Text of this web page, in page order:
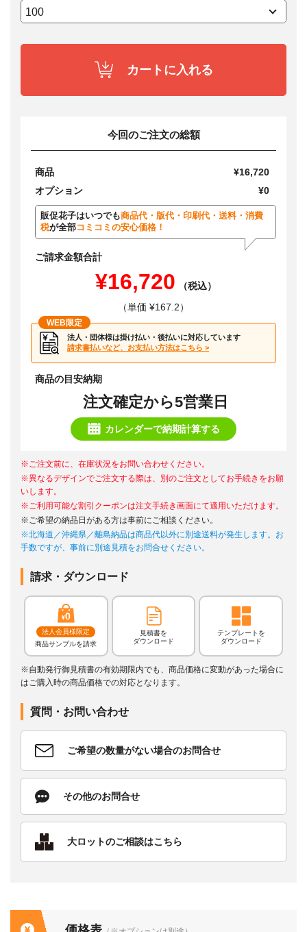
カートに入れる
今回のご注文の総額
商品
¥16,720
オプション
¥0
販促花子はいつでも商品代・版代・印刷代・送料・消費
税が全部コミコミの安心価格！
ご請求金額合計
¥16,720
（税込）
（単価 ¥167.2）
WEB限定
法人・団体様は掛け払い・後払いに対応しています
請求書払いなど、お支払い方法はこちら >
商品の目安納期
注文確定から5営業日
カレンダーで納期計算する
※ご注文前に、在庫状況をお問い合わせください。
※異なるデザインでご注文する際は、別のご注文としてお手続きをお願
いします。
※ご利用可能な割引クーポンは注文手続き画面にて適用いただけます。
※ご希望の納品日がある方は事前にご相談ください。
※北海道／沖縄県／離島納品は商品代以外に別途送料が発生します。お
手数ですが、事前に別途見積をお問合せください。
請求・ダウンロード
法人会員様限定
商品サンプルを請求
見積書を
ダウンロード
テンプレートを
ダウンロード
※自動発行御見積書の有効期限内でも、商品価格に変動があった場合に
はご購入時の商品価格での対応となります。
質問・お問い合わせ
ご希望の数量がない場合のお問合せ
その他のお問合せ
大ロットのご相談はこちら